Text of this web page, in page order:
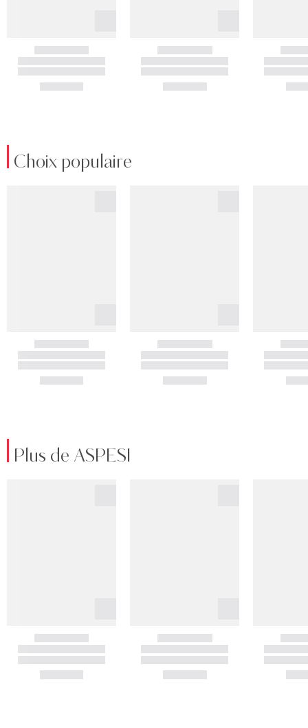
Choix populaire
Plus de ASPESI